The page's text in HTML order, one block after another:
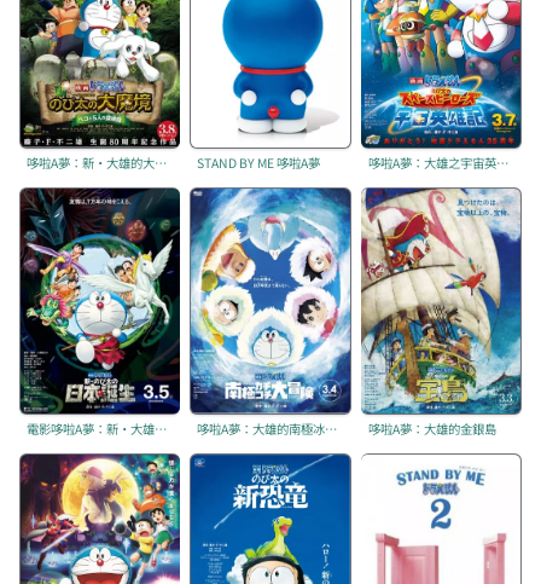
哆啦A夢：新·大雄的大魔境~扁扁與五人之探險隊~ STAND BY ME 哆啦A夢 哆啦A夢：大雄之宇宙英雄記
電影哆啦A夢：新·大雄的日本誕生 哆啦A夢：大雄的南極冰天雪地大冒險 哆啦A夢：大雄的金銀島